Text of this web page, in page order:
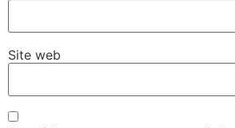
Site web